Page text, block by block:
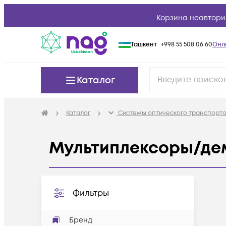
Корзина
Ташкент +998 55 508 06 60
Каталог
Каталог Системы оптического
Мультиплексоры/
Фильтры
Бренд